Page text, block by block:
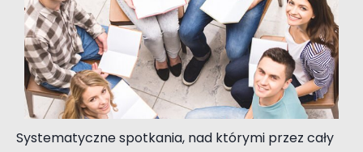
Systematyczne spotkania, nad którymi przez cały